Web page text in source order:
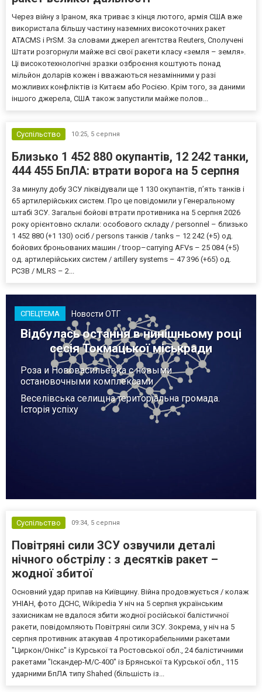
Через війну з Іраном, яка триває з кінця лютого, армія США вже
використала більшу частину наземних високоточних ракет
ATACMS і PrSM. За словами джерел агентства Reuters, Сполучені
Штати розгорнули майже всі свої ракети класу «земля – земля».
Ці високотехнологічні зразки озброєння коштують понад
мільйон доларів кожен і вважаються незамінними у разі
можливих конфліктів із Китаєм або Росією. Крім того, за даними
іншого джерела, США також запустили майже полов...
Суспільство 10:25, 5 серпня
Близько 1 452 880 окупантів, 12 242 танки,
444 455 БпЛА: втрати ворога на 5 серпня
За минулу добу ЗСУ ліквідували ще 1 130 окупантів, пʼять танків і
65 артилерійських систем. Про це повідомили у Генеральному
штабі ЗСУ. Загальні бойові втрати противника на 5 серпня 2026
року орієнтовно склали: особового складу / personnel – близько
1 452 880 (+1 130) осіб / persons танків / tanks – 12 242 (+5) од.
бойових броньованих машин / troop–carrying AFVs – 25 084 (+5)
од. артилерійських систем / artillery systems – 47 396 (+65) од.
РСЗВ / MLRS – 2...
СПЕЦТЕМА Новости ОТГ
Відбулась остання в нинішньому році
сесія Токмацької міськради
Роза и Нововасильевка с новыми
остановочными комплексами
Веселівська селищна територіальна громада.
Історія успіху
Суспільство 09:34, 5 серпня
Повітряні сили ЗСУ озвучили деталі
нічного обстрілу : з десятків ракет –
жодної збитої
Основний удар припав на Київщину. Війна продовжується / колаж
УНІАН, фото ДСНС, Wikipedia У ніч на 5 серпня українським
захисникам не вдалося збити жодної російської балістичної
ракети, повідомляють Повітряні сили ЗСУ. Зокрема, у ніч на 5
серпня противник атакував 4 протикорабельними ракетами
"Циркон/Онікс" із Курської та Ростовської обл., 24 балістичними
ракетами "Іскандер-М/С-400" із Брянської та Курської обл., 115
ударними БпЛА типу Shahed (більшість із...